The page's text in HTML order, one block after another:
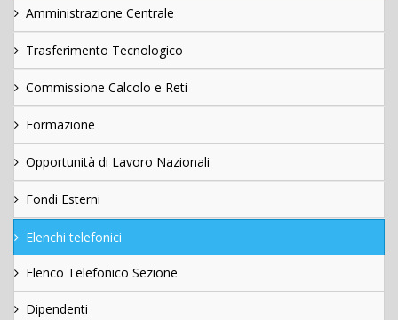
Amministrazione Centrale
Trasferimento Tecnologico
Commissione Calcolo e Reti
Formazione
Opportunità di Lavoro Nazionali
Fondi Esterni
Elenchi telefonici
Elenco Telefonico Sezione
Dipendenti